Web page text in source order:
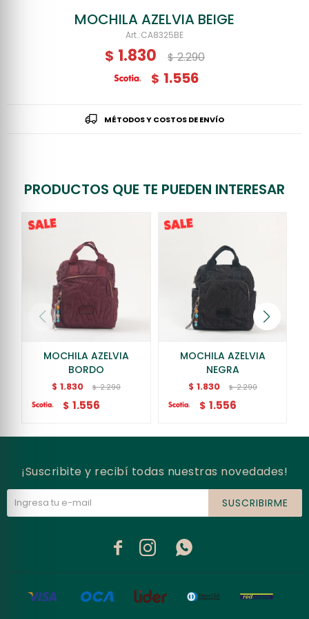
MOCHILA AZELVIA BEIGE
CA8325BE
$ 1.830 $ 2.290
$ 1.556
MÉTODOS Y COSTOS DE ENVÍO
PRODUCTOS QUE TE PUEDEN INTERESAR
MOCHILA AZELVIA
BORDO
$ 1.830 $ 2.290
$ 1.556
MOCHILA AZELVIA
NEGRA
$ 1.830 $ 2.290
$ 1.556
¡Suscribite y recibí todas nuestras novedades!
SUSCRIBIRME
  